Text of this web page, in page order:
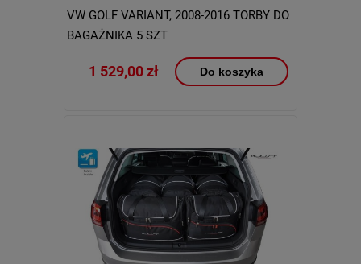
VW GOLF VARIANT, 2008-2016 TORBY DO
BAGAŻNIKA 5 SZT
1 529,00 zł Do koszyka